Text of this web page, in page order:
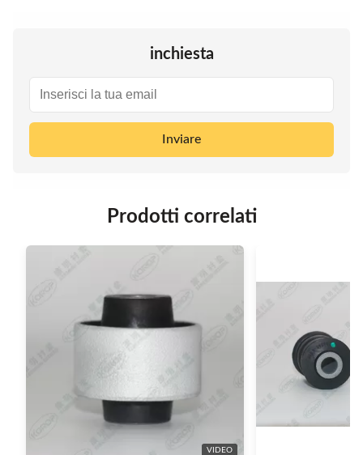
inchiesta
Inviare
Prodotti correlati
VIDEO